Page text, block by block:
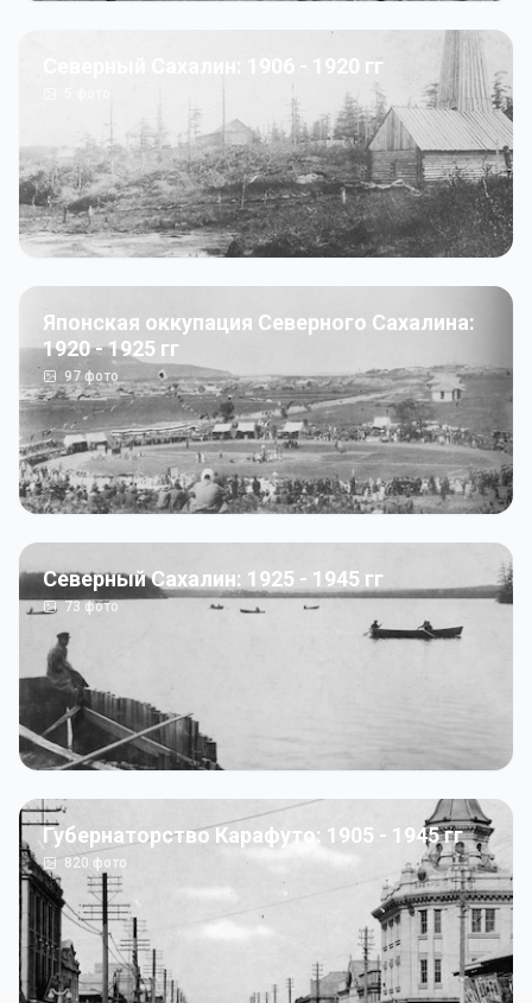
Северный Сахалин: 1906 - 1920 гг
Японская оккупация Северного Сахалина:
1920 - 1925 гг
97 фото
Северный Сахалин: 1925 - 1945 гг
73фото
Губернаторство Карафуто: 1905 - 1945 гг
820 фото